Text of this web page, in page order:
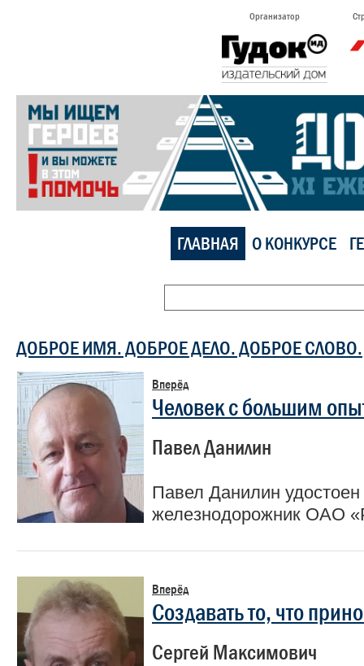
Организатор
ГЛАВНАЯ О КОНКУРСЕ
ДОБРОЕ ИМЯ. ДОБРОЕ ДЕЛО. ДОБРОЕ СЛОВО.
Вперёд
Человек с большим
Павел Данилин
Павел Данилин
железнодорожник ОАО
Вперёд
Создавать то, что
Сергей Максимович